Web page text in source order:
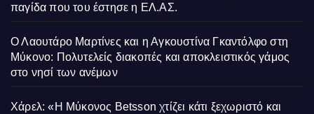
παγίδα που του έστησε η ΕΛ.ΑΣ.
Ο Λαουτάρο Μαρτίνες και η Αγκουστίνα Γκαντόλφο στη
Μύκονο: Πολυτελείς διακοπές και αποκλειστικός γάμος
στο νησί των ανέμων
Χάρελ: «Η Μύκονος Betsson χτίζει κάτι ξεχωριστό και